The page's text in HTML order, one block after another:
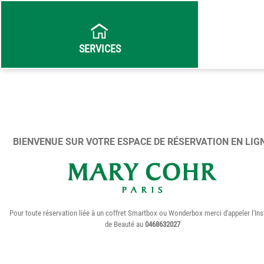
SERVICES
BIENVENUE SUR VOTRE ESPACE DE RÉSERVATION EN
Pour toute réservation liée à un coffret Smartbox ou Wonderbox merci d'appeler
de Beauté au 0468632027